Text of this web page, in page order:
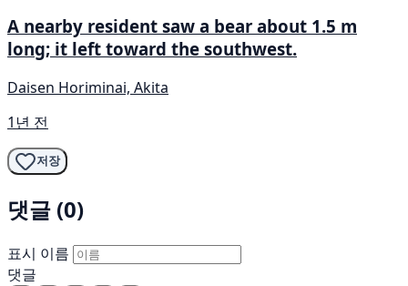
A nearby resident saw a bear about 1.5 m
long; it left toward the southwest.
Daisen Horiminai, Akita
1년 전
저장
댓글 (0)
표시 이름
댓글